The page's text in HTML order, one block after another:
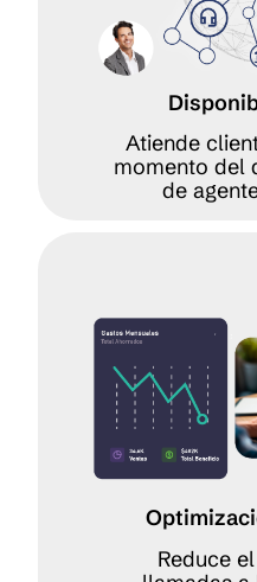
Atiende
momento del
de
Reduce